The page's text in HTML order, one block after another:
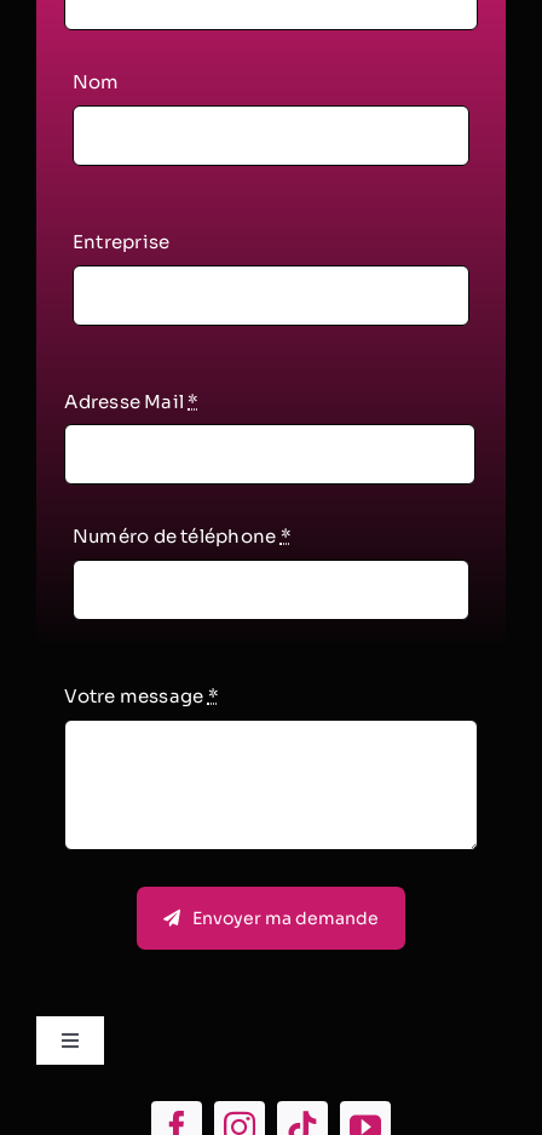
Nom
Entreprise
Adresse Mail *
Numéro de téléphone *
Votre message *
Envoyer ma demande
Toggle
Mentions Légales